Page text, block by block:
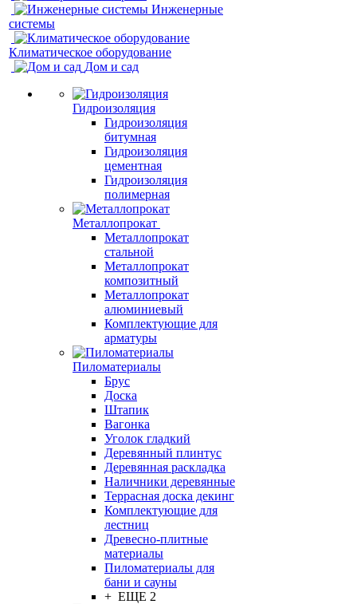
Инженерные
системы
Климатическое оборудование
Дом и сад
Гидроизоляция
Гидроизоляция
битумная
Гидроизоляция
цементная
Гидроизоляция
полимерная
Металлопрокат
Металлопрокат
стальной
Металлопрокат
композитный
Металлопрокат
алюминиевый
Комплектующие для
арматуры
Пиломатериалы
Брус
Доска
Штапик
Вагонка
Уголок гладкий
Деревянный плинтус
Деревянная раскладка
Наличники деревянные
Террасная доска декинг
Комплектующие для
лестниц
Древесно-плитные
материалы
Пиломатериалы для
бани и сауны
+ ЕЩЕ 2